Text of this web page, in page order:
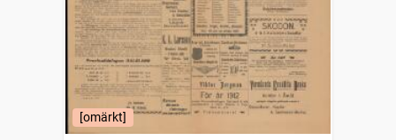
[omärkt]